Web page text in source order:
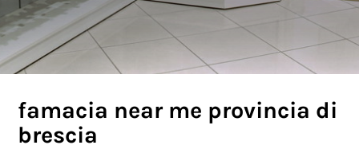
famacia near me provincia di
brescia